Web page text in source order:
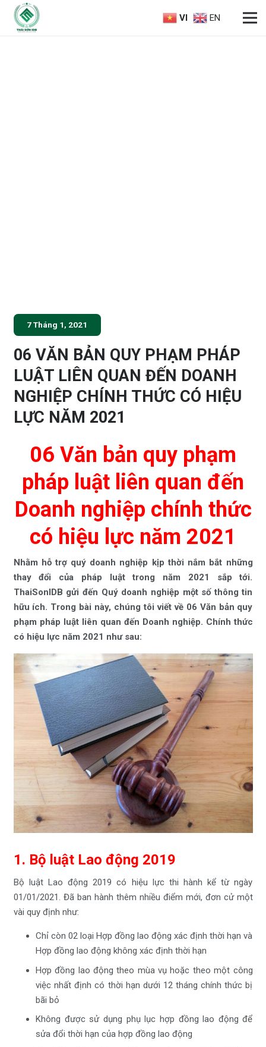
VI EN
7 Tháng 1, 2021
06 VĂN BẢN QUY PHẠM PHÁP
LUẬT LIÊN QUAN ĐẾN DOANH
NGHIỆP CHÍNH THỨC CÓ HIỆU
LỰC NĂM 2021
06 Văn bản quy phạm
pháp luật liên quan đến
Doanh nghiệp chính thức
có hiệu lực năm 2021
Nhằm hỗ trợ quý doanh nghiệp kịp thời nắm bắt những
thay đổi của pháp luật trong năm 2021 sắp tới.
ThaiSonIDB gửi đến Quý doanh nghiệp một số thông tin
hữu ích. Trong bài này, chúng tôi viết về 06 Văn bản quy
phạm pháp luật liên quan đến Doanh nghiệp. Chính thức
có hiệu lực năm 2021 như sau:
1. Bộ luật Lao động 2019
Bộ luật Lao động 2019 có hiệu lực thi hành kể từ ngày
01/01/2021. Đã ban hành thêm nhiều điểm mới, đơn cử một
vài quy định như:
Chỉ còn 02 loại Hợp đồng lao động xác định thời hạn và
Hợp đồng lao động không xác định thời hạn
Hợp đồng lao động theo mùa vụ hoặc theo một công
việc nhất định có thời hạn dưới 12 tháng chính thức bị
bãi bỏ
Không được sử dụng phụ lục hợp đồng lao động để
sửa đổi thời hạn của hợp đồng lao động